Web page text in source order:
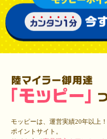
モッピーは、運営実績20年以上
ポイントサイト。